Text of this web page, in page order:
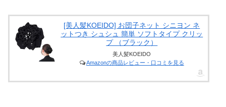
[美人髪KOEIDO] お団子ネット シニヨン ネ
ットつき シュシュ 簡単 ソフトタイプ クリッ
プ （ブラック）
美人髪KOEIDO
Amazonの商品レビュー・口コミを見る